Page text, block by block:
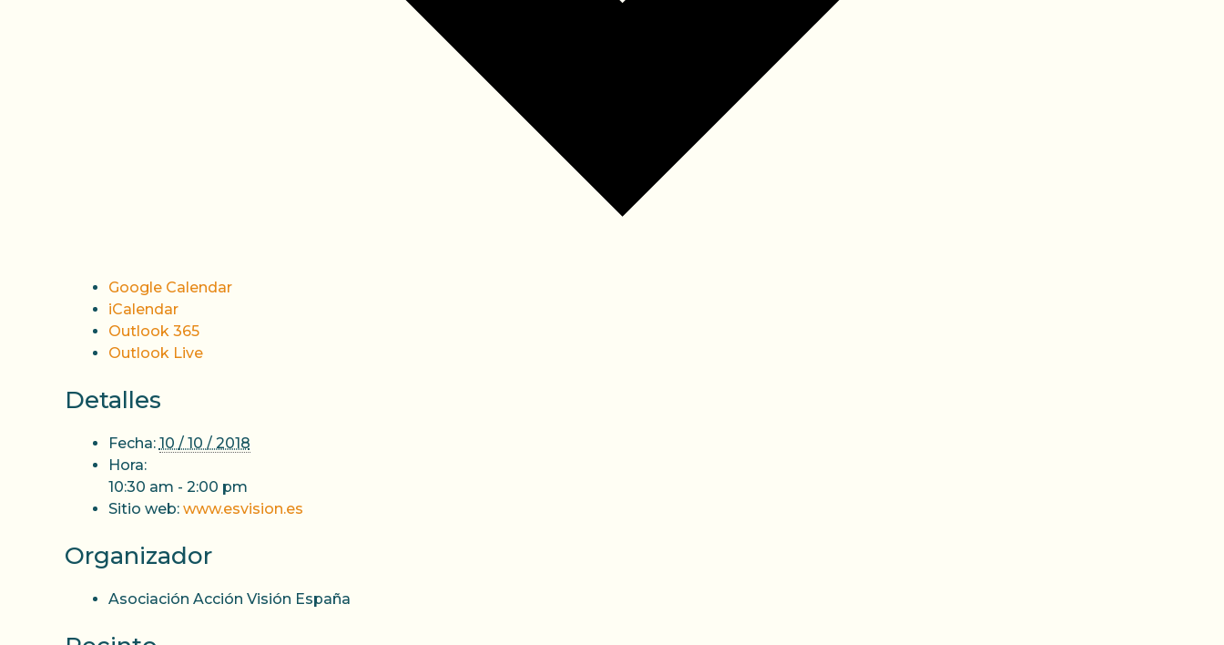
Google Calendar
iCalendar
Outlook 365
Outlook Live
Detalles
Fecha: 10 / 10 / 2018
Hora:
10:30 am - 2:00 pm
Sitio web: www.esvision.es
Organizador
Asociación Acción Visión España